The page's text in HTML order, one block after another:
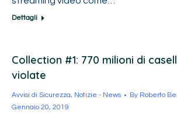
Dettagli
Collection #1: 770 milioni di
violate
Avvisi di Sicurezza, Notizie - News By Roberto
Gennaio 20, 2019